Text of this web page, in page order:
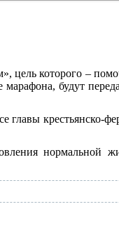
цель которого –
будут
крестьянско-
нормальной